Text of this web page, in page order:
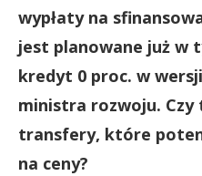
wypłaty na
jest planowane już w
kredyt 0 proc. w
ministra rozwoju.
transfery, które
na ceny?